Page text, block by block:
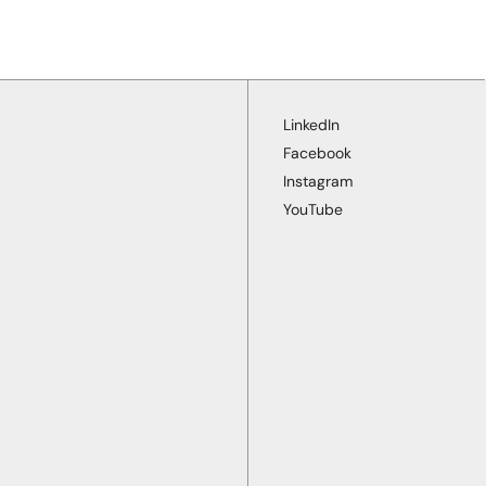
LinkedIn
Facebook
Instagram
YouTube